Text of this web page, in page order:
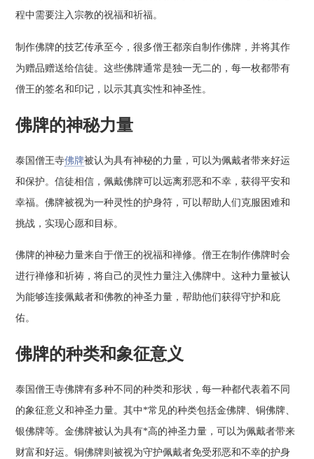
程中需要注入宗教的祝福和祈福。
制作佛牌的技艺传承至今，很多僧王都亲自制作佛牌，并将其作
为赠品赠送给信徒。这些佛牌通常是独一无二的，每一枚都带有
僧王的签名和印记，以示其真实性和神圣性。
佛牌的神秘力量
泰国僧王寺佛牌被认为具有神秘的力量，可以为佩戴者带来好运
和保护。信徒相信，佩戴佛牌可以远离邪恶和不幸，获得平安和
幸福。佛牌被视为一种灵性的护身符，可以帮助人们克服困难和
挑战，实现心愿和目标。
佛牌的神秘力量来自于僧王的祝福和禅修。僧王在制作佛牌时会
进行禅修和祈祷，将自己的灵性力量注入佛牌中。这种力量被认
为能够连接佩戴者和佛教的神圣力量，帮助他们获得守护和庇
佑。
佛牌的种类和象征意义
泰国僧王寺佛牌有多种不同的种类和形状，每一种都代表着不同
的象征意义和神圣力量。其中*常见的种类包括金佛牌、铜佛牌、
银佛牌等。金佛牌被认为具有*高的神圣力量，可以为佩戴者带来
财富和好运。铜佛牌则被视为守护佩戴者免受邪恶和不幸的护身